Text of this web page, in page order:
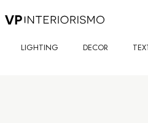
LIGHTING DECOR